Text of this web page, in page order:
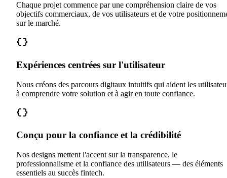
Chaque projet commence par une compréhension claire de vos
objectifs commerciaux, de vos utilisateurs et de votre
sur le marché.
Expériences centrées sur l'utilisateur
Nous créons des parcours digitaux intuitifs qui aident les
à comprendre votre solution et à agir en toute confiance.
Conçu pour la confiance et la crédibilité
Nos designs mettent l'accent sur la transparence, le
professionnalisme et la confiance des utilisateurs — des éléments
essentiels au succès fintech.